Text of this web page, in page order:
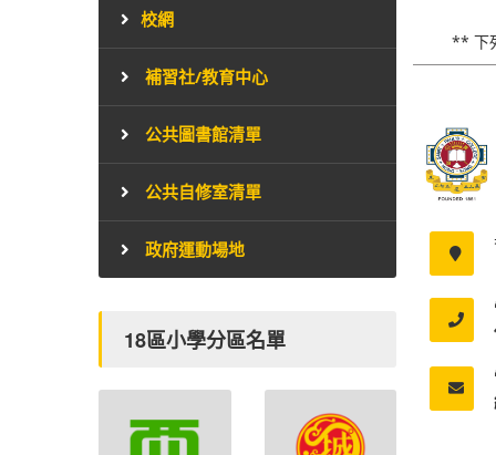
** 下
校網
補習社/教育中心
公共圖書館清單
公共自修室清單
政府運動場地
18區小學分區名單